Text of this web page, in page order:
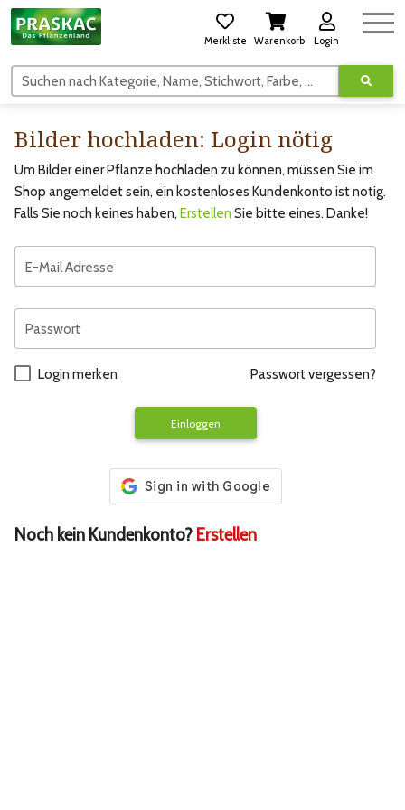
Merkliste Warenkorb Login
Suchen nach Kategorie, Name, Stichwort, Farbe, usw.
Bilder hochladen: Login nötig
Um Bilder einer Pflanze hochladen zu können, müssen Sie im
Shop angemeldet sein, ein kostenloses Kundenkonto ist notig.
Falls Sie noch keines haben, Erstellen Sie bitte eines. Danke!
E-Mail Adresse
Passwort
Login merken Passwort vergessen?
Einloggen
Noch kein Kundenkonto? Erstellen